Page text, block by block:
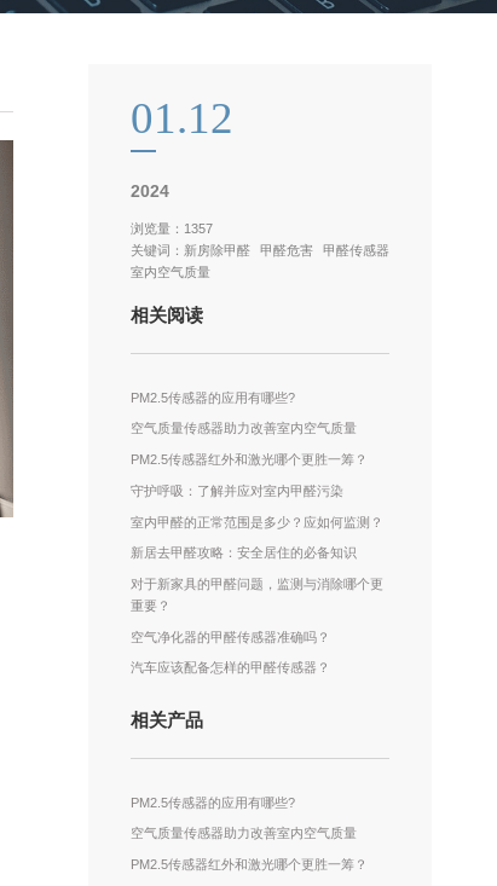
01.12
2024
浏览量：1357
关键词： 新房除甲醛 甲醛危害
甲醛传感器
室内空气质量
相关阅读
PM2.5传感器的应用有哪些?
空气质量传感器助力改善室内空气质量
PM2.5传感器红外和激光哪个更胜一筹？
守护呼吸：了解并应对室内甲醛污染
室内甲醛的正常范围是多少？应如何监测？
新居去甲醛攻略：安全居住的必备知识
对于新家具的甲醛问题，监测与消除哪个更
重要？
空气净化器的甲醛传感器准确吗？
汽车应该配备怎样的甲醛传感器？
相关产品
PM2.5传感器的应用有哪些?
空气质量传感器助力改善室内空气质量
PM2.5传感器红外和激光哪个更胜一筹？